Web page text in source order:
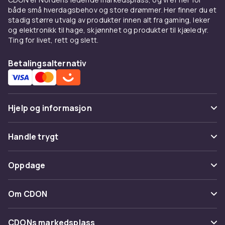
81d87d1c-919e-41d1-8e08-44d62364ba6c
Produktsikkerhetsinformasjon
både små hverdagsbehov og store drømmer. Her finner du et
stadig større utvalg av produkter innen alt fra gaming, leker
og elektronikk til hage, skjønnhet og produkter til kjæledyr.
Ting for livet, rett og slett.
Betalingsalternativ
Hjelp og informasjon
Vanlige spørsmål
Spor pakke
Angre & returner her
Kontakt oss
Handle trygt
Betaling
Levering
Tilbakekallinger
Oppdage
Kategorier
Varemerker
Om CDON
Om oss
CDONs markedsplass